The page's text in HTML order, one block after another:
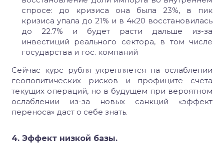
спросе: до кризиса она была 23%, в пик
кризиса упала до 21% и в 4к20 восстановилась
до 22.7% и будет расти дальше из-за
инвестиций реального сектора, в том числе
государства и гос. компаний
Сейчас курс рубля укрепляется на ослаблении
геополитических рисков и профиците счета
текущих операций, но в будущем при вероятном
ослаблении из-за новых санкций «эффект
переноса» даст о себе знать.
4. Эффект низкой базы.